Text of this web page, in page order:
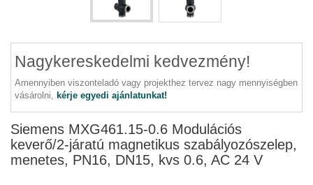
Nagykereskedelmi kedvezmény!
Amennyiben viszonteladó vagy projekthez tervez nagy mennyiségben
vásárolni, kérje egyedi ajánlatunkat!
Siemens MXG461.15-0.6 Modulációs
keverő/2-járatú magnetikus szabályozószelep,
menetes, PN16, DN15, kvs 0.6, AC 24 V